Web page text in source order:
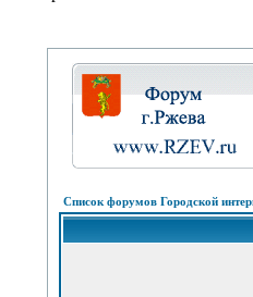
Список форумов Городской